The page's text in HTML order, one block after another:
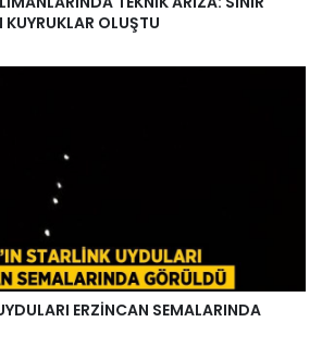
KUYRUKLAR OLUŞTU
ERZİNCAN SEMALARINDA